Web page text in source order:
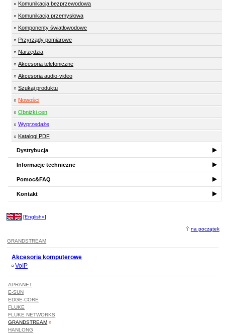
Komunikacja bezprzewodowa
Komunikacja przemysłowa
Komponenty światłowodowe
Przyrządy pomiarowe
Narzędzia
Akcesoria telefoniczne
Akcesoria audio-video
Szukaj produktu
Nowości
Obniżki cen
Wyprzedaże
Katalogi PDF
Dystrybucja
Informacje techniczne
Pomoc&FAQ
Kontakt
[English»]
na początek
GRANDSTREAM
Akcesoria komputerowe
VoIP
APRANET
E-SUN
EDGE-CORE
FLUKE
FLUKE NETWORKS
GRANDSTREAM »
HANLONG